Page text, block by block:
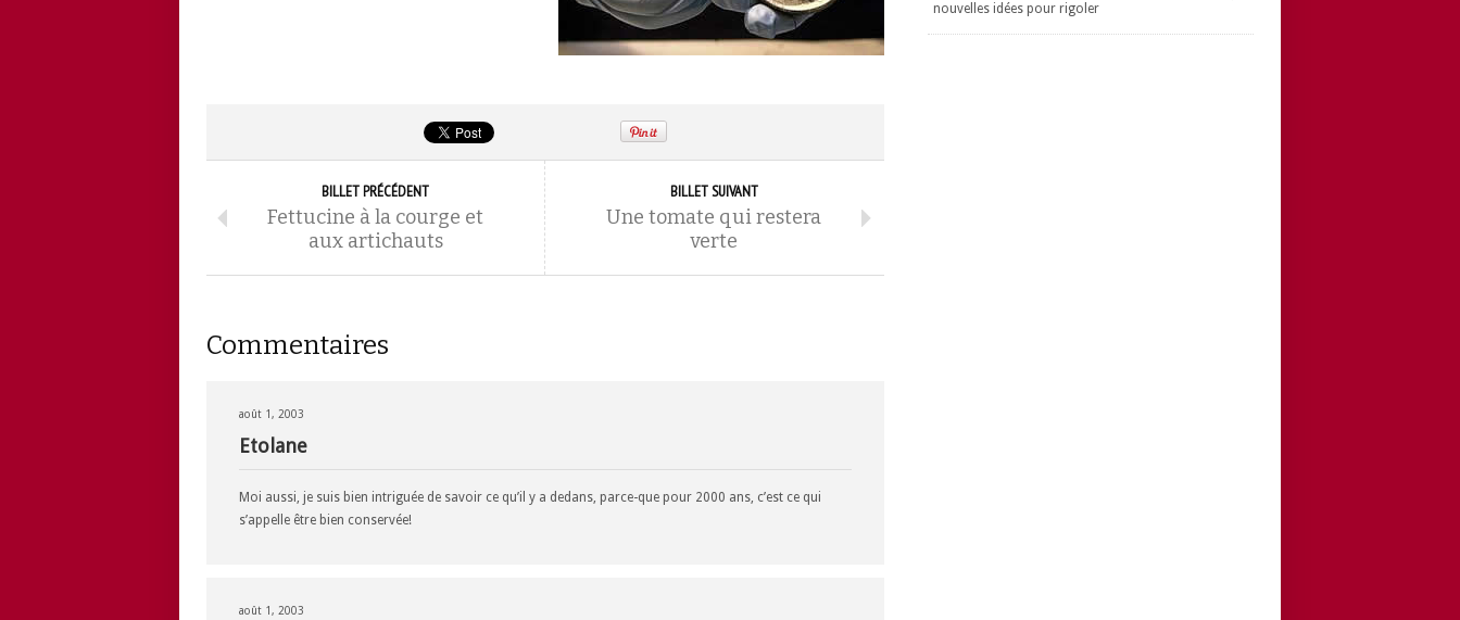
BILLET PRÉCÉDENT
Fettucine à la courge et
aux artichauts
BILLET SUIVANT
Une tomate qui restera
verte
Commentaires
août 1, 2003
Etolane
Moi aussi, je suis bien intriguée de savoir ce qu’il y a dedans, parce-que pour 2000 ans, c’est ce qui
s’appelle être bien conservée!
août 1, 2003
nouvelles idées pour rigoler